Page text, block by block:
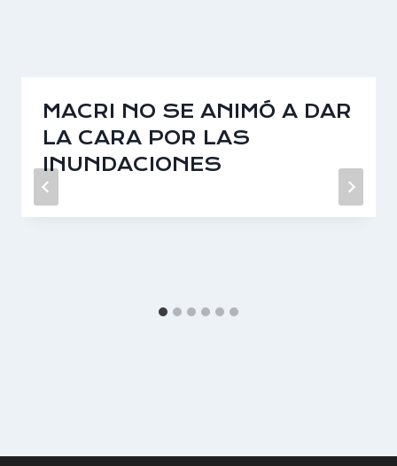
MACRI NO SE ANIMÓ A DAR
LA CARA POR LAS
INUNDACIONES